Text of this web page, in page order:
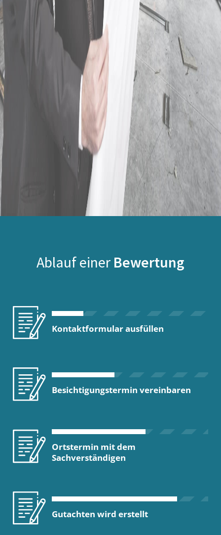
Ablauf einer Bewertung
Kontaktformular ausfüllen
Besichtigungstermin vereinbaren
Ortstermin mit dem
Sachverständigen
Gutachten wird erstellt